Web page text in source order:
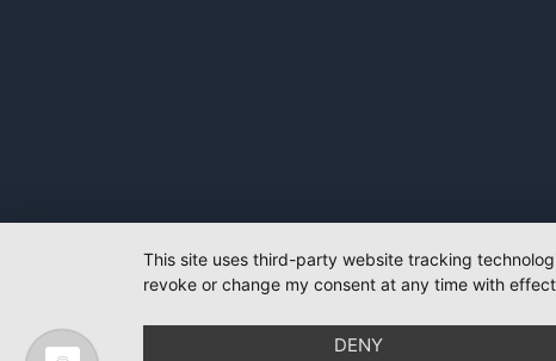
This site uses third-party website tracking
revoke or change my consent at any time with
DENY